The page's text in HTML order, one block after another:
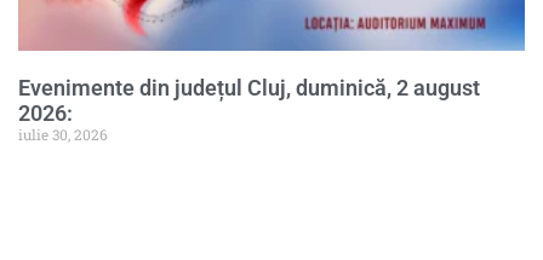
Evenimente din județul Cluj, duminică, 2 august
2026:
iulie 30, 2026